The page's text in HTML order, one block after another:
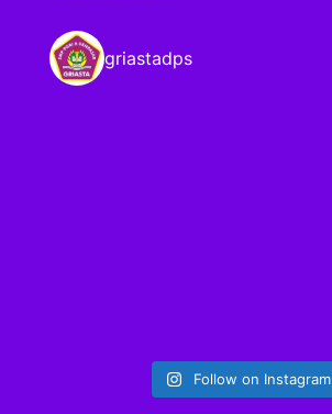
griastadps
Follow on Instagram